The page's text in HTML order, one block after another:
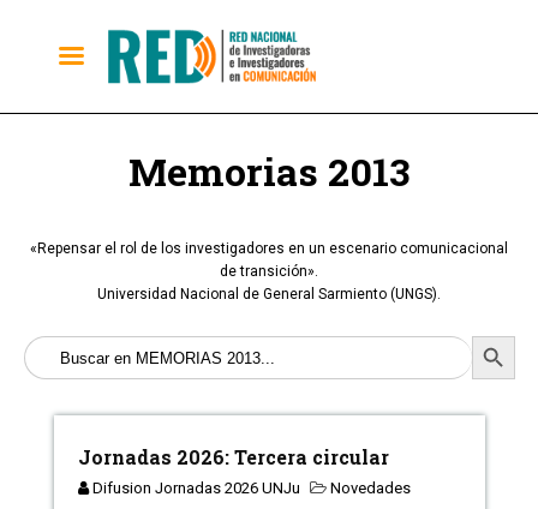
Memorias 2013
«Repensar el rol de los investigadores en un escenario comunicacional
de transición».
Universidad Nacional de General Sarmiento (UNGS).
Botón
Jornadas 2026: Tercera circular
Difusion Jornadas 2026 UNJu Novedades